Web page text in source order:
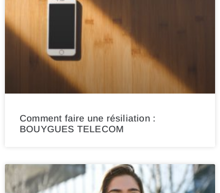
Comment faire une résiliation :
BOUYGUES TELECOM